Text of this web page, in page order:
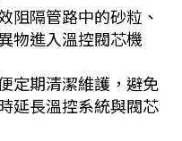
阻隔管路中的砂粒、
物進入溫控閥芯機
定期清潔維護，避免
延長溫控系統與閥芯